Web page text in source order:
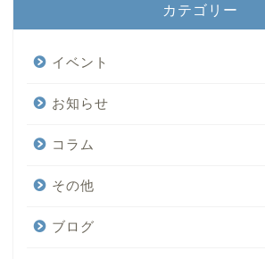
カテゴリー
イベント
お知らせ
コラム
その他
ブログ